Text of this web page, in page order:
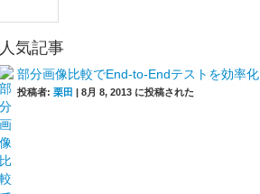
人気記事
部分画像比較でEnd-to-Endテストを効率化
投稿者:栗田 |8月 8, 2013 に投稿された